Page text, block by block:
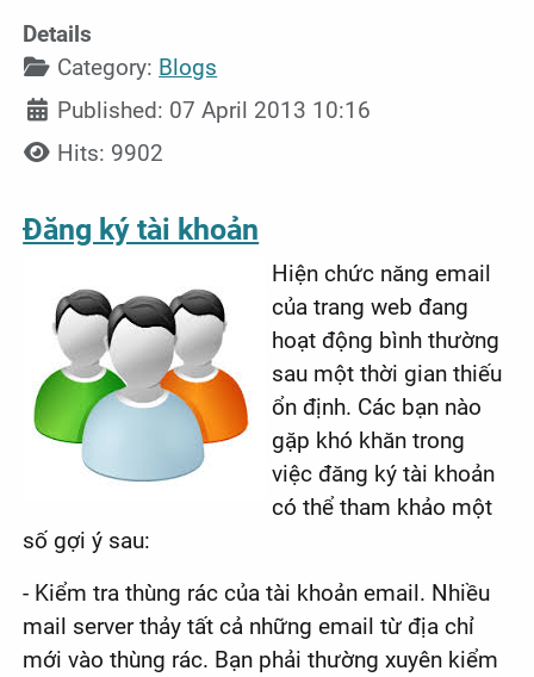
Details
Category: Blogs
Published: 07 April 2013 10:16
Hits: 9902
Đăng ký tài khoản
Hiện chức năng email
của trang web đang
hoạt động bình thường
sau một thời gian thiếu
ổn định. Các bạn nào
gặp khó khăn trong
việc đăng ký tài khoản
có thể tham khảo một
số gợi ý sau:
- Kiểm tra thùng rác của tài khoản email. Nhiều
mail server thảy tất cả những email từ địa chỉ
mới vào thùng rác. Bạn phải thường xuyên kiểm